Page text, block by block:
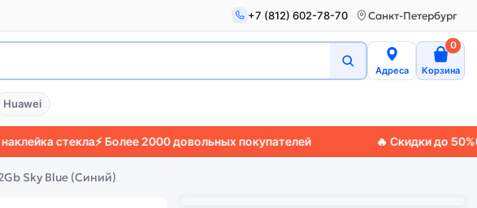
+7 (812) 602-78-70 Санкт-Петербург
Адреса Корзина
0
Huawei
стекла⚡ Более 2000 довольных покупателей 🔥 Скидки до 50%🚚
Sky Blue (Синий)